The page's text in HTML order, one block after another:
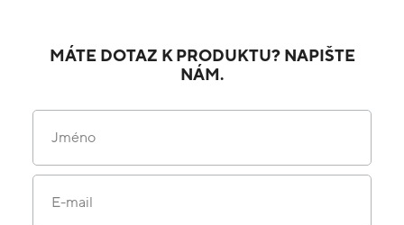
MÁTE DOTAZ K PRODUKTU? NAPIŠTE
NÁM.
Jméno
E-mail